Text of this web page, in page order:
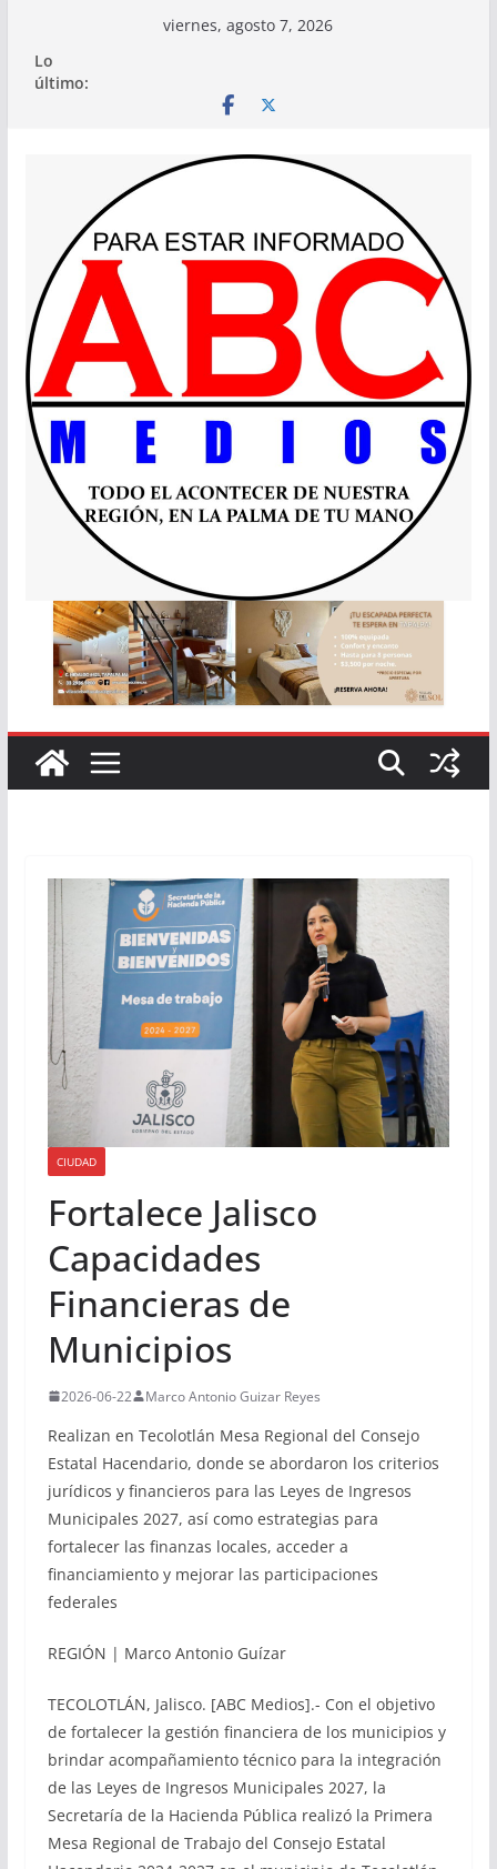
contenido
viernes, agosto 7, 2026
Lo
último:
CIUDAD
Fortalece Jalisco
Capacidades
Financieras de
Municipios
2026-06-22 Marco Antonio Guizar Reyes
Realizan en Tecolotlán Mesa Regional del Consejo
Estatal Hacendario, donde se abordaron los criterios
jurídicos y financieros para las Leyes de Ingresos
Municipales 2027, así como estrategias para
fortalecer las finanzas locales, acceder a
financiamiento y mejorar las participaciones
federales
REGIÓN | Marco Antonio Guízar
TECOLOTLÁN, Jalisco. [ABC Medios].- Con el objetivo
de fortalecer la gestión financiera de los municipios y
brindar acompañamiento técnico para la integración
de las Leyes de Ingresos Municipales 2027, la
Secretaría de la Hacienda Pública realizó la Primera
Mesa Regional de Trabajo del Consejo Estatal